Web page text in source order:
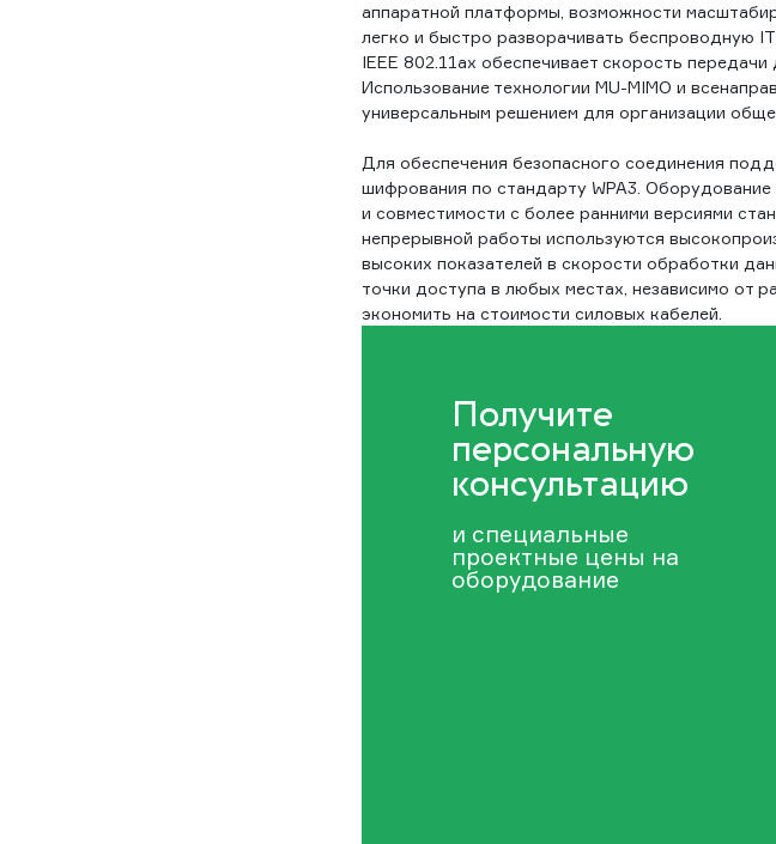
аппаратной платформы, возможности
легко и быстро разворачивать беспроводную
IEEE 802.11ax обеспечивает скорость
Использование технологии MU-MIMO и
универсальным решением для организации
Для обеспечения безопасного соединения
шифрования по стандарту WPA3.
и совместимости с более ранними версиями
непрерывной работы используются
высоких показателей в скорости обработки
точки доступа в любых местах, независимо от
экономить на стоимости силовых кабелей.
Получите
персональную
консультацию
и специальные
проектные цены на
оборудование